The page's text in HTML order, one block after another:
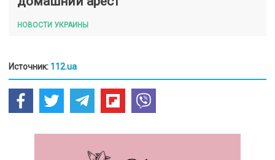
НОВОСТИ УКРАИНЫ
Источник: 112.ua